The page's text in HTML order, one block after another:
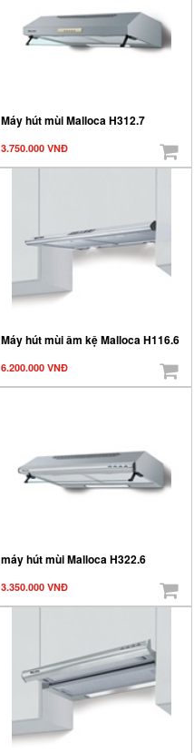
Máy hút mùi Malloca H312.7
3.750.000 VNĐ
Máy hút mùi âm kệ Malloca H116.6
6.200.000 VNĐ
máy hút mùi Malloca H322.6
3.350.000 VNĐ